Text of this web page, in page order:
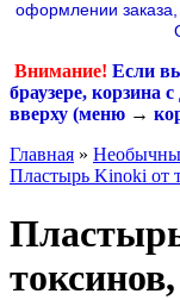
оформлении
Внимание! Если
браузере, корзина
вверху (меню →
Главная »
Пластырь Kinoki от